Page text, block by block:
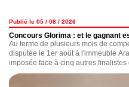
Publié le 05 / 08 / 2026
Concours Glorima : et le gagnant
Au terme de plusieurs mois de
disputée le 1er août à l'immeuble
imposée face à cinq autres
par un public totalement connecté à